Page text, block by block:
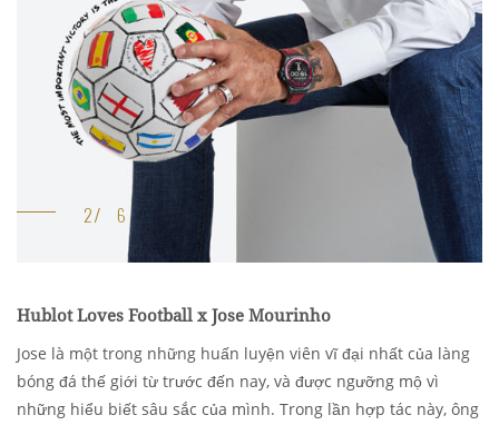
Hublot Loves Football x Jose Mourinho
Jose là một trong những huấn luyện viên vĩ đại nhất của làng
bóng đá thế giới từ trước đến nay, và được ngưỡng mộ vì
những hiểu biết sâu sắc của mình. Trong lần hợp tác này, ông